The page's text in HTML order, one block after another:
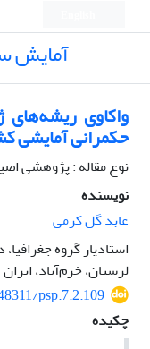
آمایش
واکاوی ریشه‌های
حکمرانی آمایشی
نوع مقاله : پژوهشی
نویسنده
عابد گل کرمی
استادیار گروه
لرستان، خرم‌آباد، ایران
psp.7.2.109
چکیده